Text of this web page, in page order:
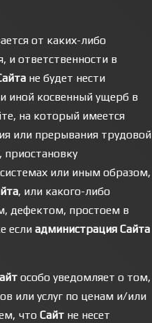
от каких-либо
и ответственности в
не будет нести
иной косвенный ущерб в
на который имеется
или прерывания трудовой
или иным образом,
, или какого-либо
дефектом, простоем в
если администрация Сайта
особо уведомляет о том,
или услуг по ценам и/или
что Сайт не несет